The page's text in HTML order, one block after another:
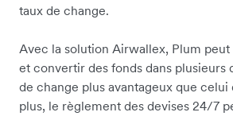
taux de change.
Avec la solution Airwallex, Plum
et convertir des fonds dans plusieurs
de change plus avantageux que celui
plus, le règlement des devises 24/7